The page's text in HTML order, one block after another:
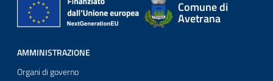
Comune di
Avetrana
AMMINISTRAZIONE
Organi di governo